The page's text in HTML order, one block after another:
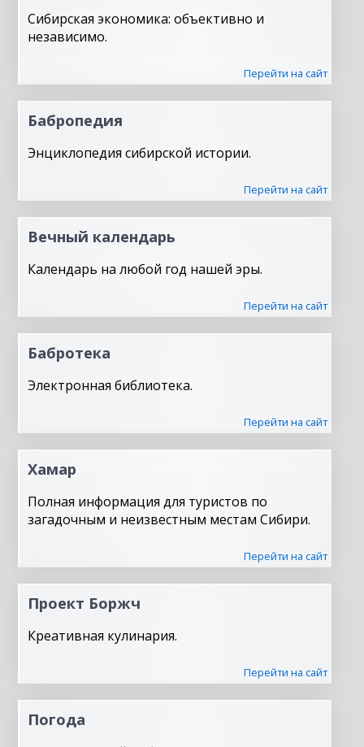
Сибирская экономика: объективно и
независимо.
Перейти на сайт
Бабропедия
Энциклопедия сибирской истории.
Перейти на сайт
Вечный календарь
Календарь на любой год нашей эры.
Перейти на сайт
Бабротека
Электронная библиотека.
Перейти на сайт
Хамар
Полная информация для туристов по
загадочным и неизвестным местам Сибири.
Перейти на сайт
Проект Боржч
Креативная кулинария.
Перейти на сайт
Погода